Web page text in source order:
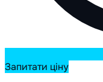
Запитати ціну